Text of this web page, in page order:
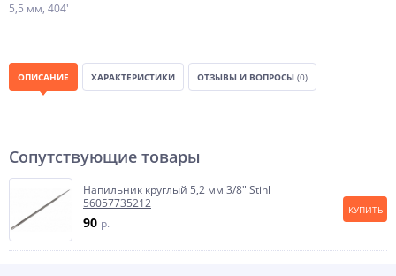
5,5 мм, 404'
ОПИСАНИЕ ХАРАКТЕРИСТИКИ ОТЗЫВЫ И ВОПРОСЫ (0)
Сопутствующие товары
Напильник круглый 5,2 мм 3/8" Stihl
56057735212
90 p.
КУПИТЬ